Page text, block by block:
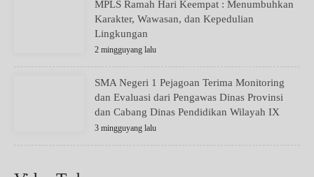
MPLS Ramah Hari Keempat : Menumbuhkan
Karakter, Wawasan, dan Kepedulian
Lingkungan
2 mingguyang lalu
SMA Negeri 1 Pejagoan Terima Monitoring
dan Evaluasi dari Pengawas Dinas Provinsi
dan Cabang Dinas Pendidikan Wilayah IX
3 mingguyang lalu